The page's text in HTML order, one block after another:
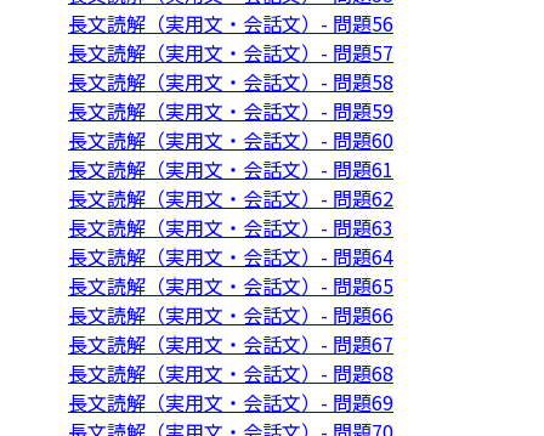
長文読解（実用文・会話文）- 問題56
長文読解（実用文・会話文）- 問題57
長文読解（実用文・会話文）- 問題58
長文読解（実用文・会話文）- 問題59
長文読解（実用文・会話文）- 問題60
長文読解（実用文・会話文）- 問題61
長文読解（実用文・会話文）- 問題62
長文読解（実用文・会話文）- 問題63
長文読解（実用文・会話文）- 問題64
長文読解（実用文・会話文）- 問題65
長文読解（実用文・会話文）- 問題66
長文読解（実用文・会話文）- 問題67
長文読解（実用文・会話文）- 問題68
長文読解（実用文・会話文）- 問題69